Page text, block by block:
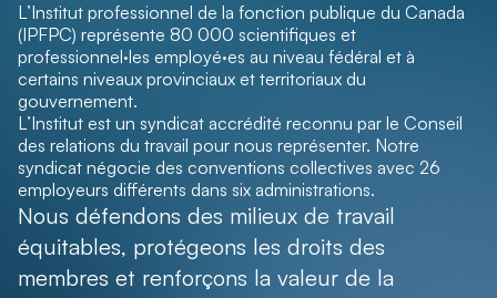
L’Institut professionnel de la fonction publique du Canada
(IPFPC) représente 80 000 scientifiques et
professionnel·les employé·es au niveau fédéral et à
certains niveaux provinciaux et territoriaux du
gouvernement.
L’Institut est un syndicat accrédité reconnu par le Conseil
des relations du travail pour nous représenter. Notre
syndicat négocie des conventions collectives avec 26
employeurs différents dans six administrations.
Nous défendons des milieux de travail
équitables, protégeons les droits des
membres et renforçons la valeur de la